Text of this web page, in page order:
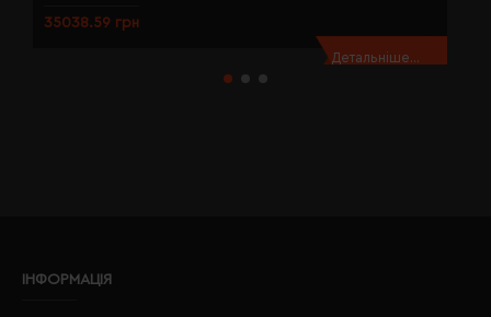
35038.59 грн
Детальніше...
ІНФОРМАЦІЯ